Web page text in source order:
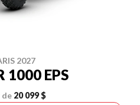
2027
1000 EPS
20 099 $